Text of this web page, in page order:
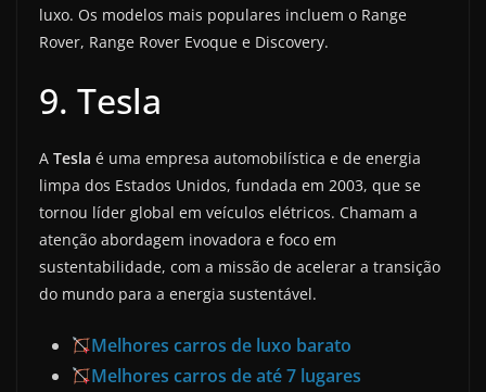
luxo. Os modelos mais populares incluem o Range
Rover, Range Rover Evoque e Discovery.
9. Tesla
A Tesla é uma empresa automobilística e de energia
limpa dos Estados Unidos, fundada em 2003, que se
tornou líder global em veículos elétricos. Chamam a
atenção abordagem inovadora e foco em
sustentabilidade, com a missão de acelerar a transição
do mundo para a energia sustentável.
Melhores carros de luxo barato
Melhores carros de até 7 lugares